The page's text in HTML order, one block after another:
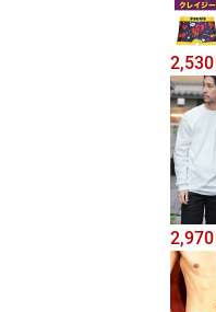
2,530
2,970